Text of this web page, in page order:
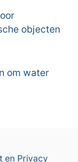
objecten
om water
en Privacy